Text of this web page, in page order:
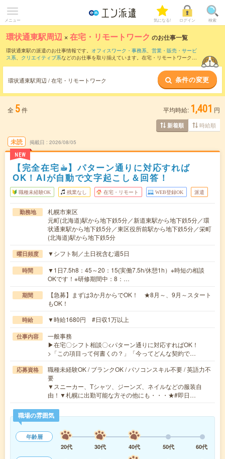
メニュー 気になる! ログイン 検索
環状通東駅周辺 ×在宅・リモートワーク のお仕事一覧
環状通東駅の派遣のお仕事情報です。 オフィスワーク・事務系、 営業・販売・サービ
ス系、 クリエイティブ系などのお仕事を取り揃えています。在宅・リモートワークの
環状通東駅周辺 / 在宅・リモートワーク 条件の変更
全 5件 平均時給: 1,401 円
新着順 時給順
未読
NEW
掲載日 2026/08/05
【完全在宅☕︎】パターン通りに対応すれば
OK！AIが自動で文字起こし＆回答！
職種未経験OK 残業なし 在宅・リモート WEB登録OK 派遣
勤務地
札幌市東区
元町(北海道)駅から地下鉄5分／新道東駅から地下鉄5分／環
状通東駅から地下鉄5分／東区役所前駅から地下鉄5分／栄町
(北海道)駅から地下鉄5分
曜日頻度 ▼シフト制／土日祝含む週5日
時間
▼1日7.5h8：45～20：15(実働7.5h/休憩1h）※時短の相談
OKです！※研修期間中：8：…
期間
【急募】まずは3か月からでOK！ ★8月～、9月～スタート
もOK！
時給 ▼時給1680円 #日収1万以上
仕事内容
一般事務
▶在宅〇シフト相談〇<パターン通りに対応すればOK！
>「この項目って何書くの？」「今ってどんな契約で…
応募資格
職種未経験OK / ブランクOK / パソコンスキル不要 / 英語力不
要
▼スニーカー、Tシャツ、ジーンズ、ネイルなどの服装自
由！▼札幌に出勤可能な方その他にも・・・★#即日…
職場の雰囲気
年齢層
20代
30代 40代 50代
60代